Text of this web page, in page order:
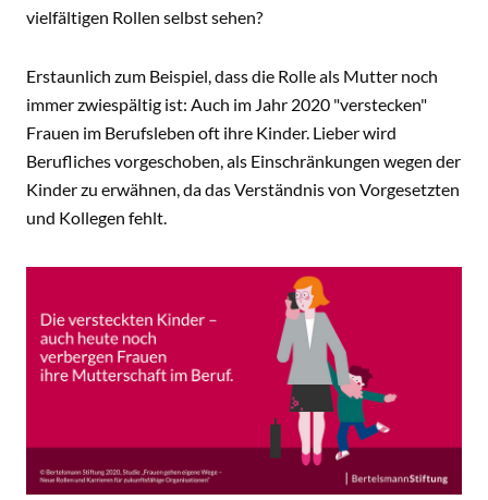
vielfältigen Rollen selbst sehen?
Erstaunlich zum Beispiel, dass die Rolle als Mutter noch
immer zwiespältig ist: Auch im Jahr 2020 "verstecken"
Frauen im Berufsleben oft ihre Kinder. Lieber wird
Berufliches vorgeschoben, als Einschränkungen wegen der
Kinder zu erwähnen, da das Verständnis von Vorgesetzten
und Kollegen fehlt.